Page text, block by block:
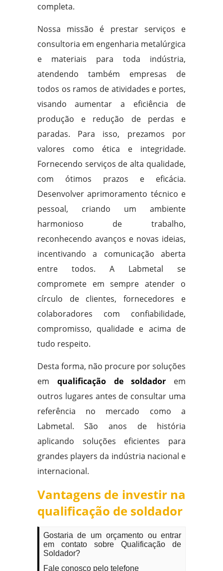
completa.
Nossa missão é prestar serviços e
consultoria em engenharia metalúrgica
e materiais para toda indústria,
atendendo também empresas de
todos os ramos de atividades e portes,
visando aumentar a eficiência de
produção e redução de perdas e
paradas. Para isso, prezamos por
valores como ética e integridade.
Fornecendo serviços de alta qualidade,
com ótimos prazos e eficácia.
Desenvolver aprimoramento técnico e
pessoal, criando um ambiente
harmonioso de trabalho,
reconhecendo avanços e novas ideias,
incentivando a comunicação aberta
entre todos. A Labmetal se
compromete em sempre atender o
círculo de clientes, fornecedores e
colaboradores com confiabilidade,
compromisso, qualidade e acima de
tudo respeito.
Desta forma, não procure por soluções
em qualificação de soldador em
outros lugares antes de consultar uma
referência no mercado como a
Labmetal. São anos de história
aplicando soluções eficientes para
grandes players da indústria nacional e
internacional.
Vantagens de investir na
qualificação de soldador
Gostaria de um orçamento ou entrar
em contato sobre Qualificação de
Soldador?
Fale conosco pelo telefone